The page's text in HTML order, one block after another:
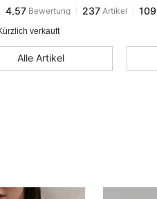
a***5ist Vor 1 Taggefolgt
4,57
237
109
4,57
verkauft
Alle Artikel